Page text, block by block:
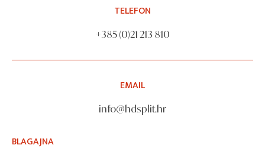
TELEFON
+385 (0)21 213 810
EMAIL
info@hdsplit.hr
BLAGAJNA